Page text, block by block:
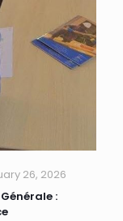
26, 2026
: